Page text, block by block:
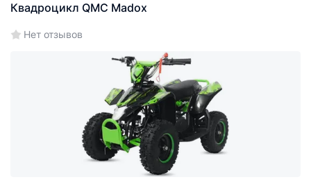
Квадроцикл QMC Madox
Нет отзывов